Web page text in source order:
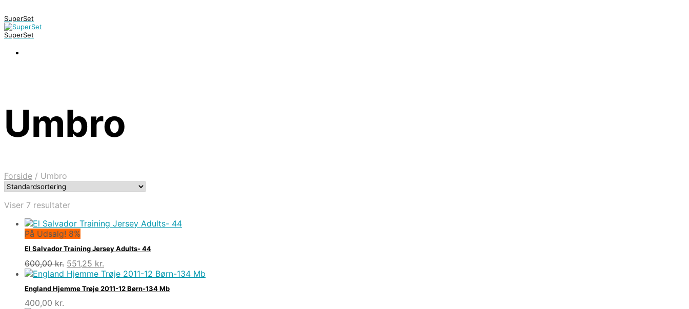
SuperSet
SuperSet
Umbro
Forside / Umbro
Viser 7 resultater
På Udsalg! 8%
El Salvador Training Jersey Adults- 44
600,00kr. Den
oprindelige
var:
551,25 kr.
aktuelle
er:
England Hjemme Trøje 2011-12 Børn-134 Mb
400,00 kr.